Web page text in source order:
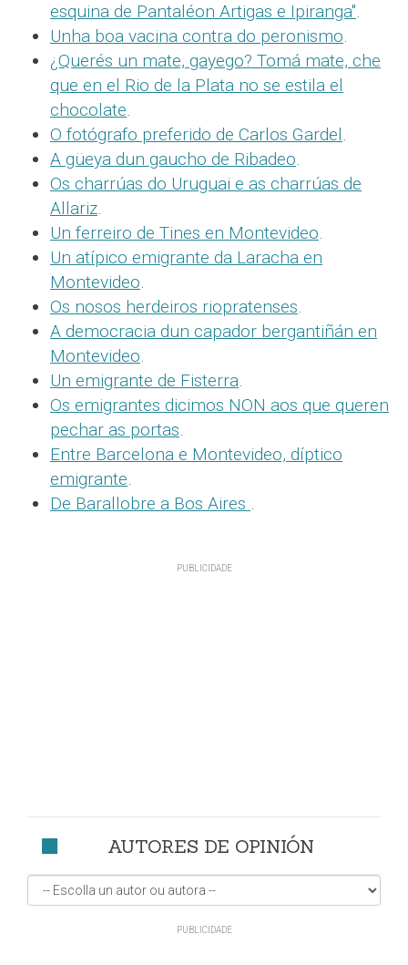
esquina de Pantaléon Artigas e Ipiranga".
Unha boa vacina contra do peronismo.
¿Querés un mate, gayego? Tomá mate, che
que en el Rio de la Plata no se estila el
chocolate.
O fotógrafo preferido de Carlos Gardel.
A güeya dun gaucho de Ribadeo.
Os charrúas do Uruguai e as charrúas de
Allariz.
Un ferreiro de Tines en Montevideo.
Un atípico emigrante da Laracha en
Montevideo.
Os nosos herdeiros riopratenses.
A democracia dun capador bergantiñán en
Montevideo.
Un emigrante de Fisterra.
Os emigrantes dicimos NON aos que queren
pechar as portas.
Entre Barcelona e Montevideo, díptico
emigrante.
De Barallobre a Bos Aires .
AUTORES DE OPINIÓN